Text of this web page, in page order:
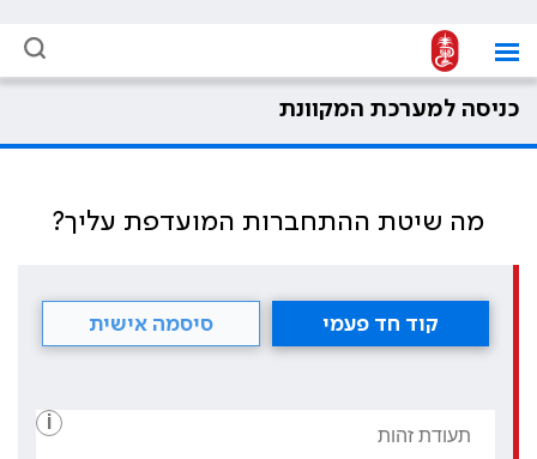
כניסה למערכת המקוונת
מה שיטת ההתחברות המועדפת עליך?
קוד חד פעמי סיסמה אישית
i